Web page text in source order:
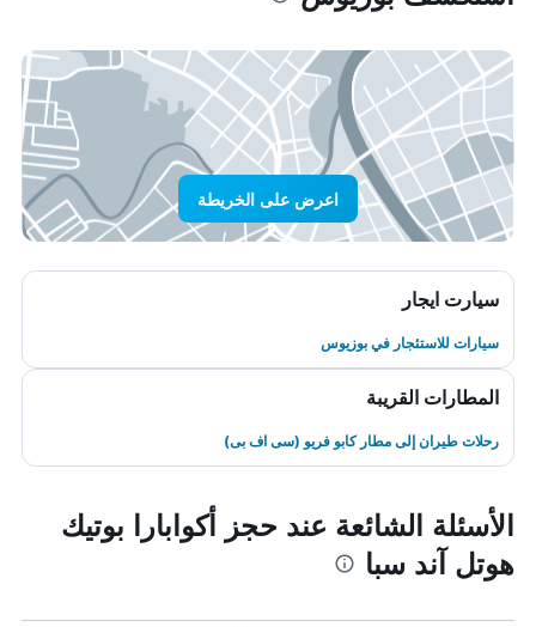
اعرض على الخريطة
سيارت ايجار
سيارات للاستئجار في بوزيوس
المطارات القريبة
رحلات طيران إلى مطار كابو فريو (سى اف بى)
الأسئلة الشائعة عند حجز أكوابارا بوتيك
هوتل آند سبا